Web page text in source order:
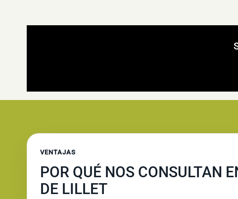
VENTAJAS
POR QUÉ NOS CONSULTAN
DE LILLET